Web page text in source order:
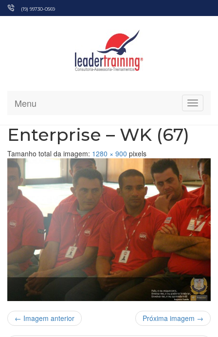
Pular
(19) 99730-0569
Menu
Enterprise – WK (67)
Tamanho total da imagem: 1280 × 900 pixels
← Imagem anterior Próxima imagem →